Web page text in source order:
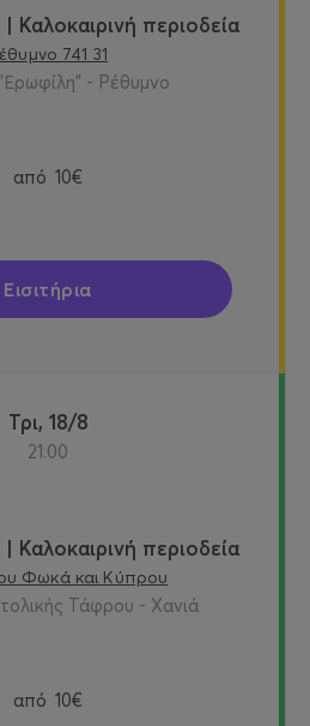
περιοδεία
741 31
- Ρέθυμνο
από 10€
Εισιτήρια
Τρι, 18/8
21:00
περιοδεία
Φωκά και Κύπρου
Τάφρου - Χανιά
από 10€